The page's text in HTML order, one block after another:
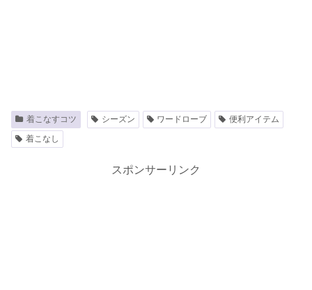
着こなすコツ シーズン ワードローブ
便利アイテム
着こなし
スポンサーリンク